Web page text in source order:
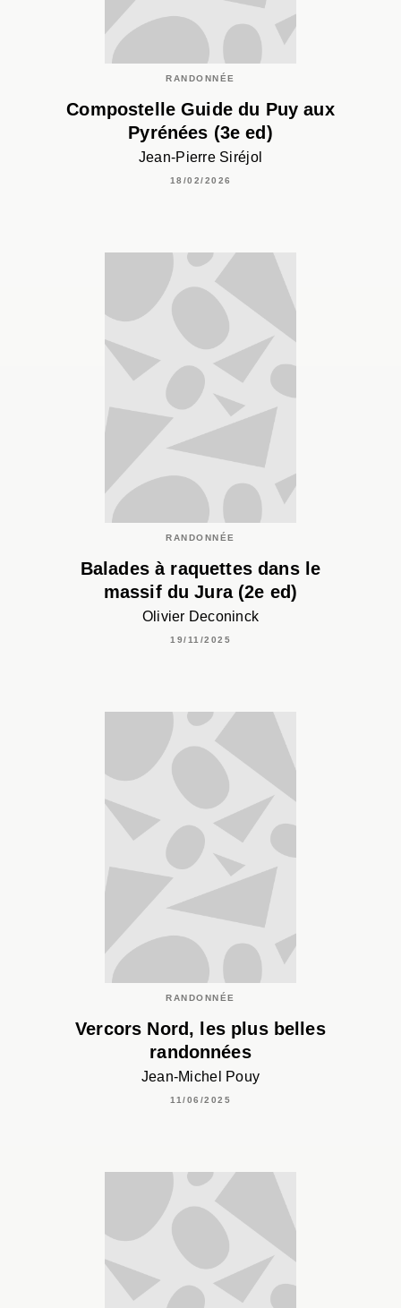
RANDONNÉE
Compostelle Guide du Puy aux
Pyrénées (3e ed)
Jean-Pierre Siréjol
18/02/2026
RANDONNÉE
Balades à raquettes dans le
massif du Jura (2e ed)
Olivier Deconinck
19/11/2025
RANDONNÉE
Vercors Nord, les plus belles
randonnées
Jean-Michel Pouy
11/06/2025